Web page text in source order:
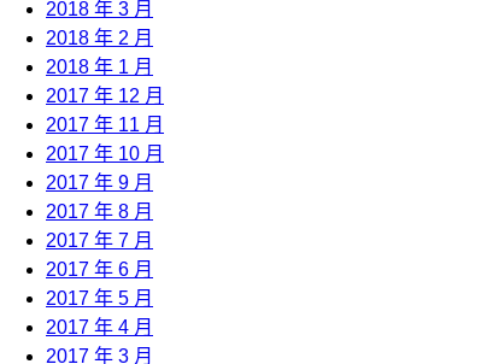
2018 年 3 月
2018 年 2 月
2018 年 1 月
2017 年 12 月
2017 年 11 月
2017 年 10 月
2017 年 9 月
2017 年 8 月
2017 年 7 月
2017 年 6 月
2017 年 5 月
2017 年 4 月
2017 年 3 月